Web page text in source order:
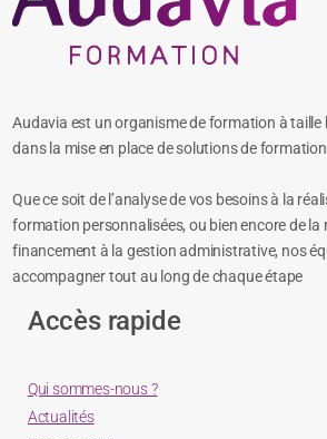
Audavia est un organisme de formation à taille
Que ce soit de l’analyse de vos besoins à la
formation personnalisées, ou bien encore de la